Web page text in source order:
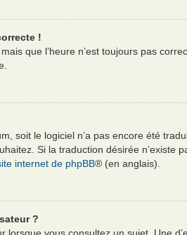
!
que l’heure n’est toujours pas
soit le logiciel n’a pas encore été
Si la traduction désirée
internet de phpBB® (en anglais).
?